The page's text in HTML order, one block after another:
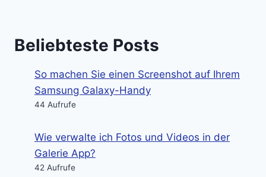
Beliebteste Posts
So machen Sie einen Screenshot auf Ihrem
Samsung Galaxy-Handy
44 Aufrufe
Wie verwalte ich Fotos und Videos in der
Galerie App?
42 Aufrufe